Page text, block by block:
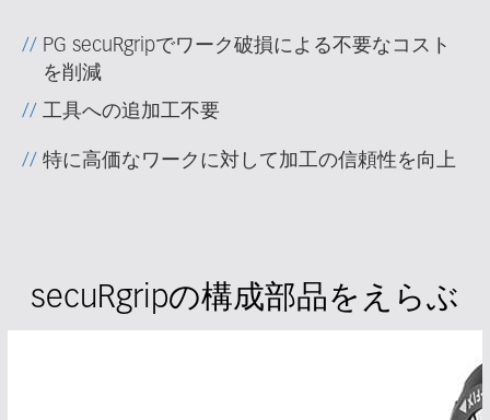
PG secuRgripでワーク破損による不要なコスト
を削減
工具への追加工不要
特に高価なワークに対して加工の信頼性を向上
secuRgripの構成部品をえらぶ